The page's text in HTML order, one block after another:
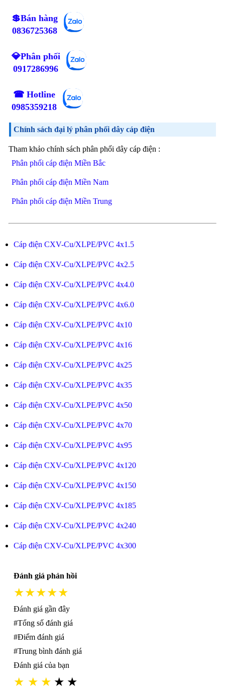
💲Bán hàng
0836725368
💎Phân phối
0917286996
☎ Hotline
0985359218
Chính sách đại lý phân phối dây cáp điện
Tham khảo chính sách phân phối dây cáp điện :
Phân phối cáp điện Miền Bắc
Phân phối cáp điện Miền Nam
Phân phối cáp điện Miền Trung
Cáp điện CXV-Cu/XLPE/PVC 4x1.5
Cáp điện CXV-Cu/XLPE/PVC 4x2.5
Cáp điện CXV-Cu/XLPE/PVC 4x4.0
Cáp điện CXV-Cu/XLPE/PVC 4x6.0
Cáp điện CXV-Cu/XLPE/PVC 4x10
Cáp điện CXV-Cu/XLPE/PVC 4x16
Cáp điện CXV-Cu/XLPE/PVC 4x25
Cáp điện CXV-Cu/XLPE/PVC 4x35
Cáp điện CXV-Cu/XLPE/PVC 4x50
Cáp điện CXV-Cu/XLPE/PVC 4x70
Cáp điện CXV-Cu/XLPE/PVC 4x95
Cáp điện CXV-Cu/XLPE/PVC 4x120
Cáp điện CXV-Cu/XLPE/PVC 4x150
Cáp điện CXV-Cu/XLPE/PVC 4x185
Cáp điện CXV-Cu/XLPE/PVC 4x240
Cáp điện CXV-Cu/XLPE/PVC 4x300
Đánh giá phản hồi
★★★★★
Đánh giá gần đây
#Tổng số đánh giá
#Điểm đánh giá
#Trung bình đánh giá
Đánh giá của bạn
★ ★ ★ ★ ★